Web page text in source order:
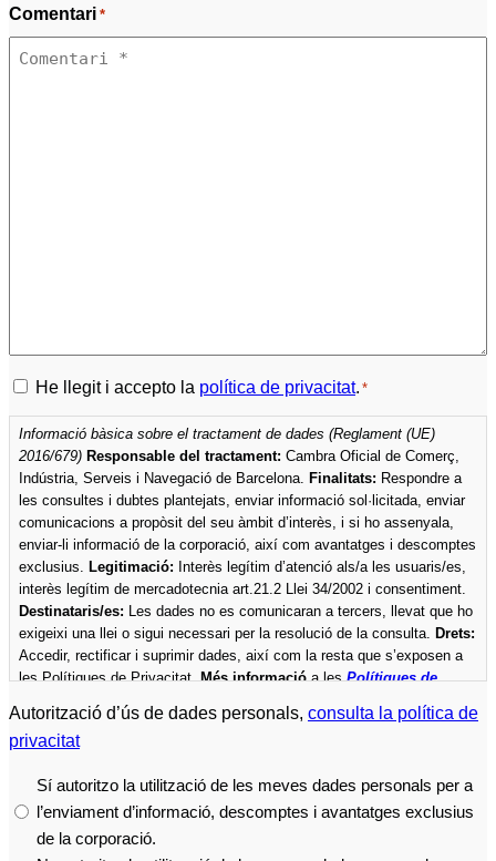
Comentari *
Política
de
privacitat
He llegit i accepto la política de privacitat. *
Informació bàsica sobre el tractament de dades (Reglament (UE)
2016/679) Responsable del tractament: Cambra Oficial de Comerç,
Indústria, Serveis i Navegació de Barcelona. Finalitats: Respondre a
les consultes i dubtes plantejats, enviar informació sol·licitada, enviar
comunicacions a propòsit del seu àmbit d’interès, i si ho assenyala,
enviar-li informació de la corporació, així com avantatges i descomptes
exclusius. Legitimació: Interès legítim d’atenció als/a les usuaris/es,
interès legítim de mercadotecnia art.21.2 Llei 34/2002 i consentiment.
Destinataris/es: Les dades no es comunicaran a tercers, llevat que ho
exigeixi una llei o sigui necessari per la resolució de la consulta. Drets:
Accedir, rectificar i suprimir dades, així com la resta que s’exposen a
les Polítiques de Privacitat.Més informacióa lesPolítiques de
Autorització d’ús de dades personals, consulta la política de
privacitat
Sí autoritzo la utilització de les meves dades personals per a
l’enviament d’informació, descomptes i avantatges exclusius
de la corporació.